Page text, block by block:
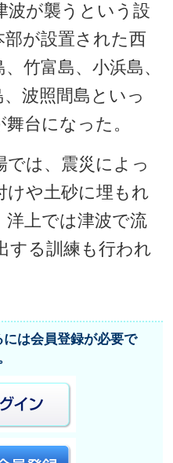
波が襲うという設
部が設置された西
竹富島、小浜島、
波照間島といっ
台になった。
は、震災によっ
けや土砂に埋もれ
洋上では津波で流
する訓練も行われ
は会員登録が必要で